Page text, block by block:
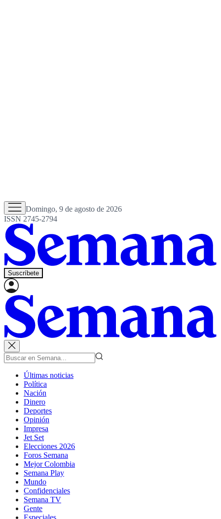
Domingo, 9 de agosto de 2026
ISSN 2745-2794
Suscríbete
Últimas noticias
Política
Nación
Dinero
Deportes
Opinión
Impresa
Jet Set
Elecciones 2026
Foros Semana
Mejor Colombia
Semana Play
Mundo
Confidenciales
Semana TV
Gente
Especiales